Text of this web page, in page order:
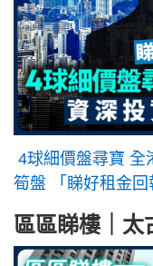
4球細價盤尋寶 全
筍盤 「睇好租金回
區區睇樓｜太